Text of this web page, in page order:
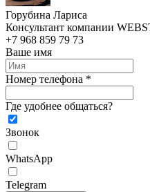
Горубина Лариса
Консультант компании
+7 968 859 79 73
Ваше имя
Номер телефона *
Где удобнее общаться?
Звонок
WhatsApp
Telegram